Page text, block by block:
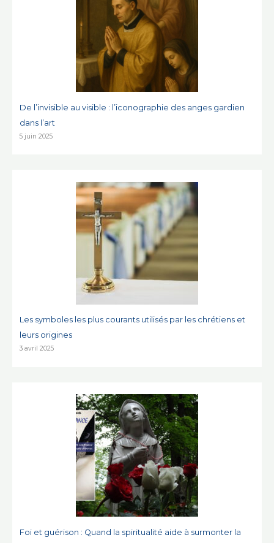
De l’invisible au visible : l’iconographie des anges gardien
dans l’art
5 juin 2025
Les symboles les plus courants utilisés par les chrétiens et
leurs origines
3 avril 2025
Foi et guérison : Quand la spiritualité aide à surmonter la